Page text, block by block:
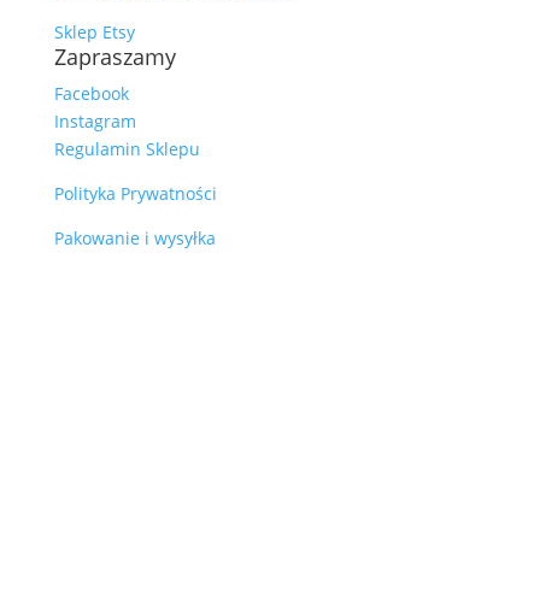
Sklep Etsy
Zapraszamy
Facebook
Instagram
Regulamin Sklepu
Polityka Prywatności
Pakowanie i wysyłka